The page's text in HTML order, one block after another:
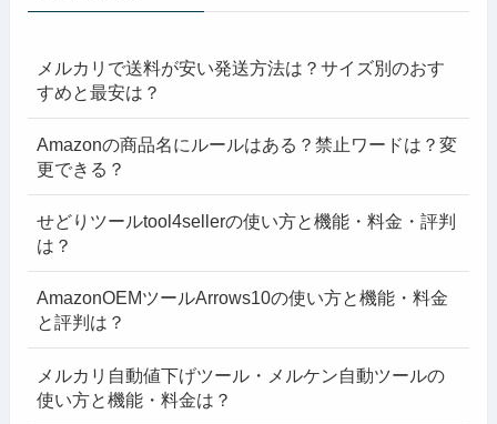
メルカリで送料が安い発送方法は？サイズ別のおす
すめと最安は？
Amazonの商品名にルールはある？禁止ワードは？変
更できる？
せどりツールtool4sellerの使い方と機能・料金・評判
は？
AmazonOEMツールArrows10の使い方と機能・料金
と評判は？
メルカリ自動値下げツール・メルケン自動ツールの
使い方と機能・料金は？